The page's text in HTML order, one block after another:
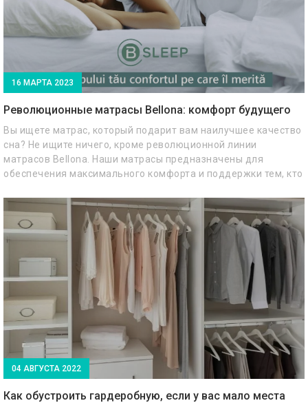
16 МАРТА 2023
Революционные матрасы Bellona: комфорт будущего
Вы ищете матрас, который подарит вам наилучшее качество
сна? Не ищите ничего, кроме революционной линии
матрасов Bellona. Наши матрасы предназначены для
обеспечения максимального комфорта и поддержки тем, кто
готовыми к предстоящему дню. Давайте посмотрим, чем
матрасы Беллона отличаются от всех остальных.
04 АВГУСТА 2022
Как обустроить гардеробную, если у вас мало места